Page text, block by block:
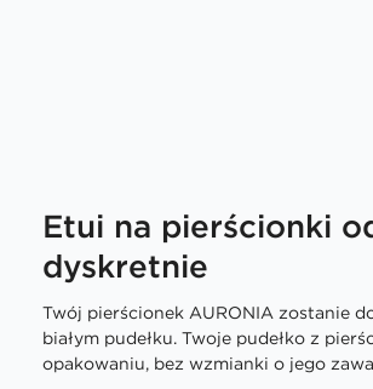
Etui na pierścionki
dyskretnie
Twój pierścionek AURONIA zostanie
białym pudełku. Twoje pudełko z
opakowaniu, bez wzmianki o jego